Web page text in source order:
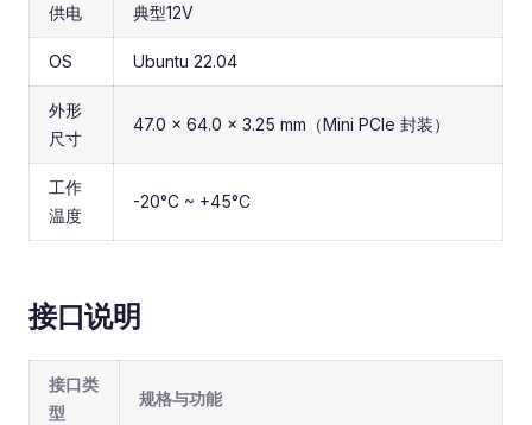
供电 典型12V
OS Ubuntu 22.04
外形
尺寸
47.0 × 64.0 × 3.25 mm（Mini PCIe 封装）
工作
温度
-20°C ~ +45°C
接口说明
接口类
型
规格与功能